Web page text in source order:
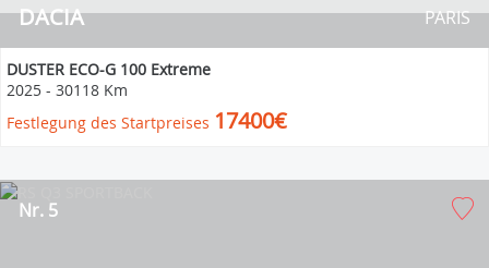
DACIA PARIS
DUSTER ECO-G 100 Extreme
2025 - 30118 Km
Festlegung des Startpreises 17400€
Nr. 5